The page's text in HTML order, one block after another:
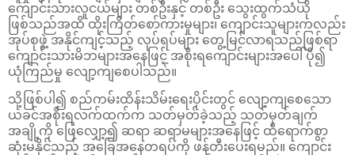
ကျောင်းသားလူငယ်များ တစ်ဦးနှင့် တစ်ဦး သွေးထွက်သံယို
ဖြစ်သည်အထိ ထိုးကြိတ်စော်ကားမှုများ၊ ကျောင်းသူများကလည်း
အုပ်စုဖွဲ့ အနိုင်ကျင့်သည့် လုပ်ရပ်များ တွေ့မြင်လာရသည်ဖြစ်ရာ
ကျောင်းသားမိဘများအနေဖြင့် အစိုးရကျောင်းများအပေါ် ပို၍
ယုံကြည်မှု လျော့ကျစေပါသည်။
သို့ဖြစ်ပါ၍ စည်ကမ်းထိန်းသိမ်းရေးပိုင်းတွင် လျော့ကျစေသော
ယခင်အစိုးရလက်ထက်က သတ်မှတ်ခဲ့သည့် သတ်မှတ်ချက်
အချို့ကို ဖြေလျှော့၍ ဆရာ ဆရာမများအနေဖြင့် ထိရောက်စွာ
ဆုံးမနိုင်သည့် အခြေအနေတရပ်ကို ဖန်တီးပေးရမည်။ ကျောင်း